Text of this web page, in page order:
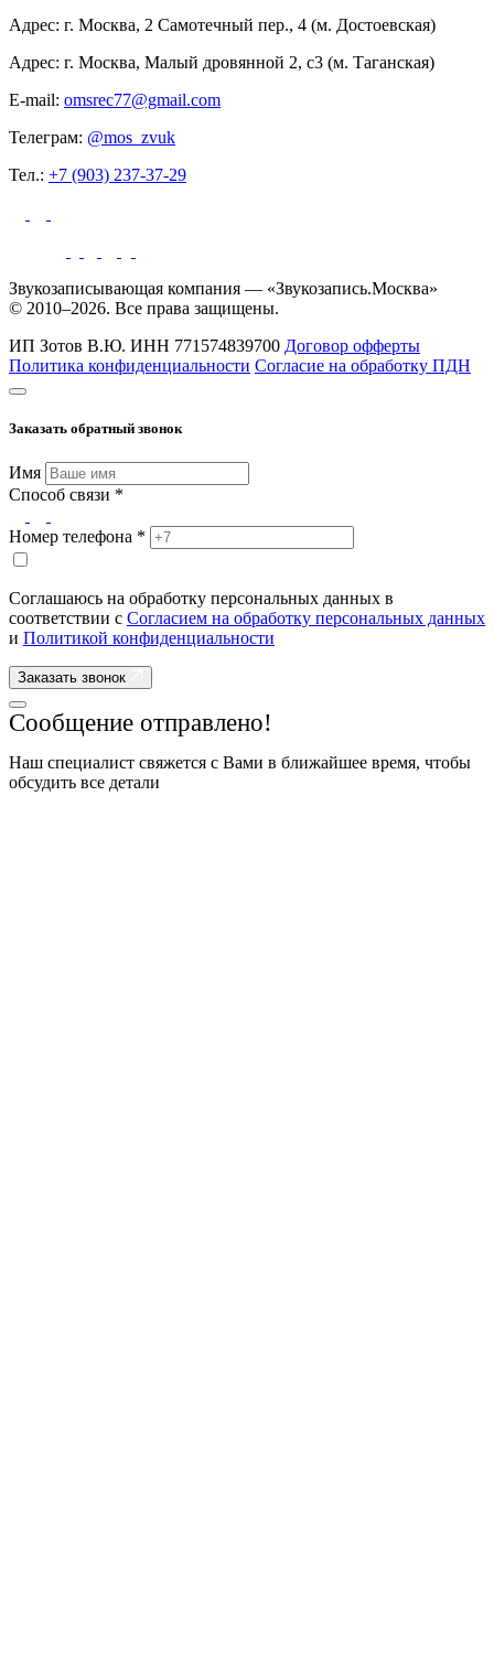
Адрес: г. Москва, 2 Самотечный пер., 4 (м. Достоевская)
Адрес: г. Москва, Малый дровянной 2, с3 (м. Таганская)
E-mail: omsrec77@gmail.com
Телеграм: @mos_zvuk
Тел.: +7 (903) 237-37-29
Звукозаписывающая компания — «Звукозапись.Москва»
© 2010–2026. Все права защищены.
ИП Зотов В.Ю. ИНН 771574839700 Договор офферты
Политика конфиденциальности Согласие на обработку ПДН
Заказать обратный звонок
Имя
Способ связи *
Номер телефона *
Соглашаюсь на обработку персональных данных в
соответствии с Согласием на обработку персональных данных
и Политикой конфиденциальности
Заказать звонок
Сообщение отправлено!
Наш специалист свяжется с Вами в ближайшее время, чтобы
обсудить все детали